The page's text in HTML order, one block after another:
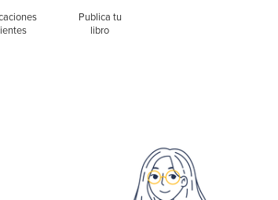
Publica tu
libro